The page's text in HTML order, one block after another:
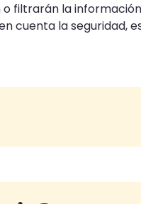
la
cuenta la seguridad,